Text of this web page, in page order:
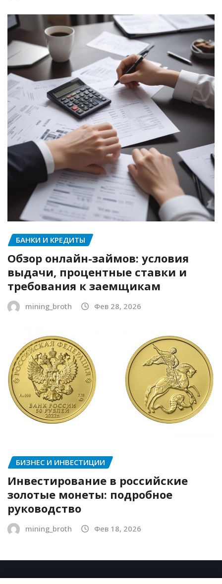
БАНКИ И КРЕДИТЫ
Обзор онлайн-займов: условия
выдачи, процентные ставки и
требования к заемщикам
mining_broth Фев 28, 2026
БИЗНЕС И ИНВЕСТИЦИИ
Инвестирование в российские
золотые монеты: подробное
руководство
mining_broth Фев 18, 2026